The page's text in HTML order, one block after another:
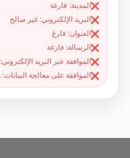
المدينة: فارغة
البريد الإلكتروني: غير صالح
العنوان: فارغ
الرسالة: فارغة
الموافقة عبر البريد الإلكتروني: مطلوب
الموافقة على معالجة البيانات: مطلوب